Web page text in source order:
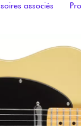
associés